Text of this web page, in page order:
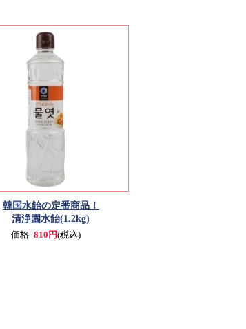
韓国水飴の定番商品！
清浄園水飴(1.2kg)
価格 810円(税込)